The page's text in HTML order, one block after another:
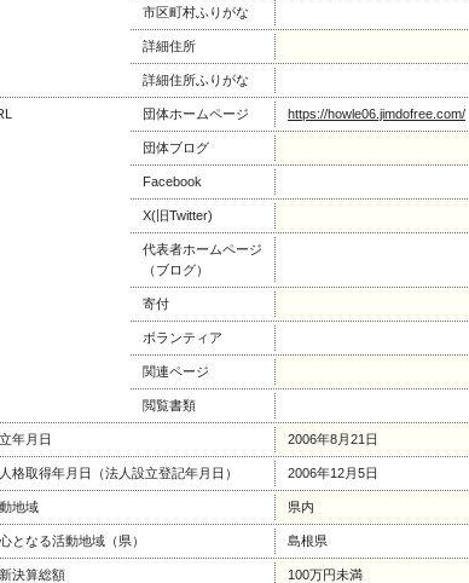
市区町村ふりがな
詳細住所
詳細住所ふりがな
団体ホームページ https://howle06.jimdofree.com/
団体ブログ
Facebook
X(旧Twitter)
代表者ホームページ
（ブログ）
寄付
ボランティア
関連ページ
閲覧書類
年月日 2006年8月21日
格取得年月日（法人設立登記年月日） 2006年12月5日
地域 県内
となる活動地域（県） 島根県
決算総額 100万円未満